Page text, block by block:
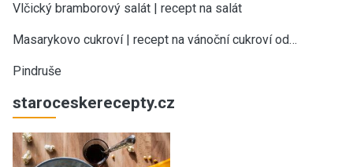
Vlčický bramborový salát | recept na salát
Masarykovo cukroví | recept na vánoční cukroví od…
Pindruše
staroceskerecepty.cz